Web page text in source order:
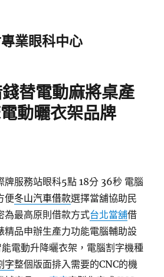
業眼科中心
替電動麻將桌產
動曬衣架品牌
牌服務站眼科5點 18分 36秒 電腦
便冬山汽車借款選擇當舖協助民
為最高原則借款方式台北當舖借
精品申辦生產力功能電腦輔助設
電動升降曬衣架，電腦割字機種
字整個版面排入需要的CNC的機